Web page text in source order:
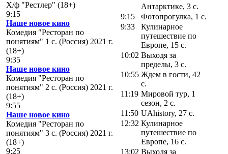
Х/ф "Рестлер" (18+)
9:15
Наше новое кино
Комедия "Ресторан по
понятиям" 1 с. (Россия) 2021 г.
(18+)
9:35
Наше новое кино
Комедия "Ресторан по
понятиям" 2 с. (Россия) 2021 г.
(18+)
9:55
Наше новое кино
Комедия "Ресторан по
понятиям" 3 с. (Россия) 2021 г.
(18+)
9:25
Антарктике, 3 с.
9:15
Фотопрогулка, 1 с.
9:33
Кулинарное
путешествие по
Европе, 15 с.
10:02 Выходя за
пределы, 3 с.
10:55 Ждем в гости, 42
с.
11:19 Мировой тур, 1
сезон, 2 с.
11:50 UAhistory, 27 с.
12:32 Кулинарное
путешествие по
Европе, 16 с.
13:02 Выходя за